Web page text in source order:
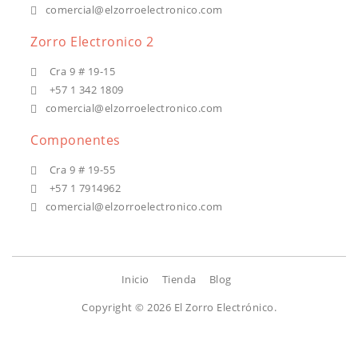
comercial@elzorroelectronico.com
Zorro Electronico 2
Cra 9 # 19-15
+57 1 342 1809
comercial@elzorroelectronico.com
Componentes
Cra 9 # 19-55
+57 1 7914962
comercial@elzorroelectronico.com
Inicio Tienda
Blog
Copyright © 2026 El Zorro Electrónico.